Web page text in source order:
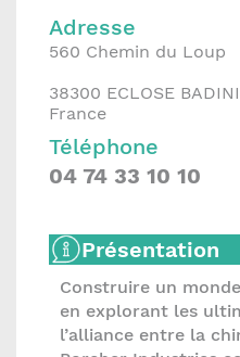
Adresse
560 Chemin du Loup
38300 ECLOSE
France
Téléphone
04 74 33 10 10
Présentation
Construire un
en explorant les
l’alliance entre la